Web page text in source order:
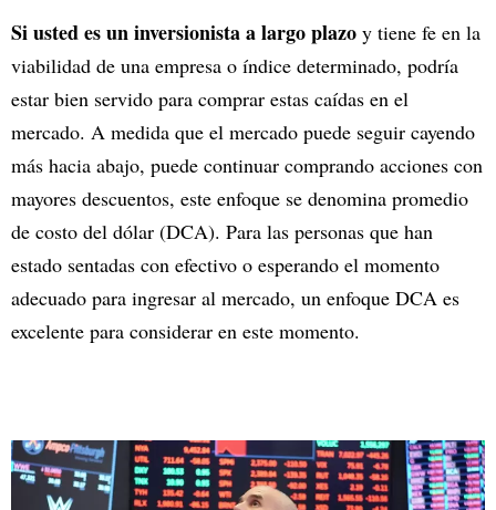
Si usted es un inversionista a largo plazo y tiene fe en la
viabilidad de una empresa o índice determinado, podría
estar bien servido para comprar estas caídas en el
mercado. A medida que el mercado puede seguir cayendo
más hacia abajo, puede continuar comprando acciones con
mayores descuentos, este enfoque se denomina promedio
de costo del dólar (DCA). Para las personas que han
estado sentadas con efectivo o esperando el momento
adecuado para ingresar al mercado, un enfoque DCA es
excelente para considerar en este momento.